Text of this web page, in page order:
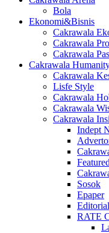
Bola
Ekonomi&Bisnis
Cakrawala
Cakrawala
Cakrawala
Cakrawala
Cakrawala
Lisfe Style
Cakrawala
Cakrawala
Cakrawala
Indept
Sosok
Epaper
Editorial
RATE